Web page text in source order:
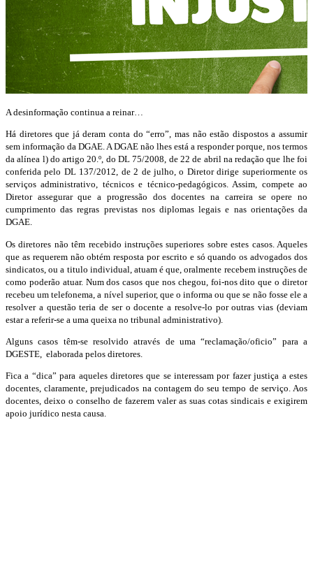
A desinformação continua a reinar…
Há diretores que já deram conta do “erro”, mas não estão dispostos a assumir
sem informação da DGAE. A DGAE não lhes está a responder porque, nos termos
da alínea l) do artigo 20.º, do DL 75/2008, de 22 de abril na redação que lhe foi
conferida pelo DL 137/2012, de 2 de julho, o Diretor dirige superiormente os
serviços administrativo, técnicos e técnico-pedagógicos. Assim, compete ao
Diretor assegurar que a progressão dos docentes na carreira se opere no
cumprimento das regras previstas nos diplomas legais e nas orientações da
DGAE.
Os diretores não têm recebido instruções superiores sobre estes casos. Aqueles
que as requerem não obtém resposta por escrito e só quando os advogados dos
sindicatos, ou a titulo individual, atuam é que, oralmente recebem instruções de
como poderão atuar. Num dos casos que nos chegou, foi-nos dito que o diretor
recebeu um telefonema, a nível superior, que o informa ou que se não fosse ele a
resolver a questão teria de ser o docente a resolve-lo por outras vias (deviam
estar a referir-se a uma queixa no tribunal administrativo).
Alguns casos têm-se resolvido através de uma “reclamação/oficio” para a
DGESTE, elaborada pelos diretores.
Fica a “dica” para aqueles diretores que se interessam por fazer justiça a estes
docentes, claramente, prejudicados na contagem do seu tempo de serviço. Aos
docentes, deixo o conselho de fazerem valer as suas cotas sindicais e exigirem
apoio jurídico nesta causa.